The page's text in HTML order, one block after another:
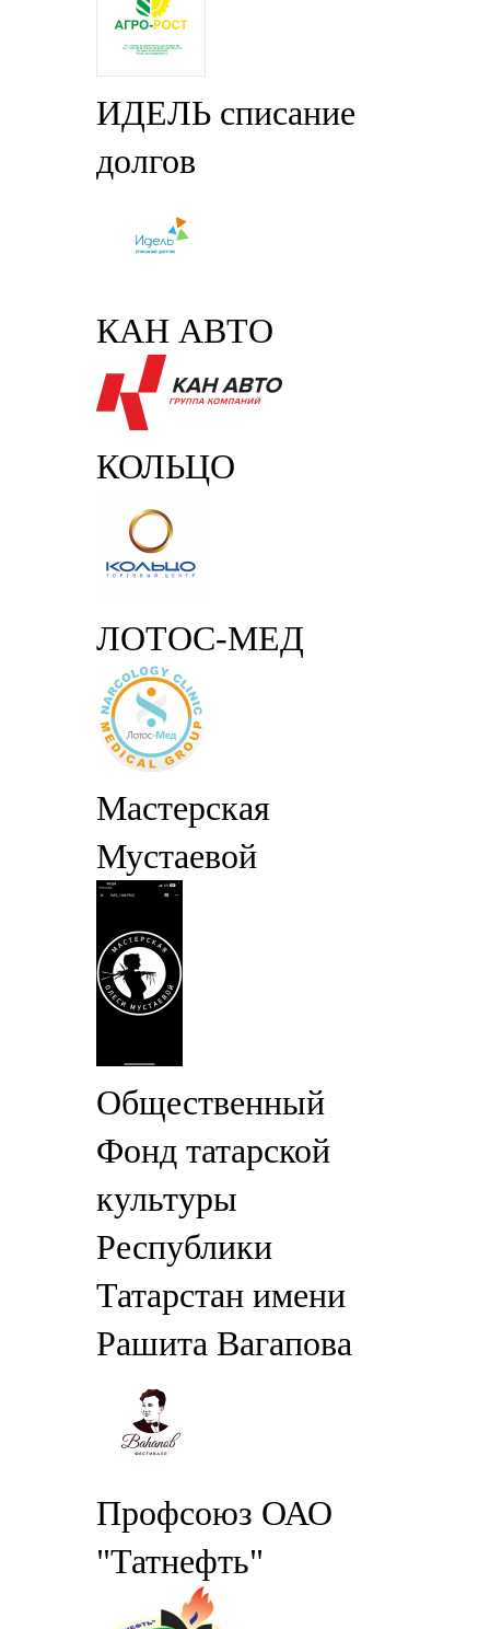
ИДЕЛЬ списание
долгов
КАН АВТО
КОЛЬЦО
ЛОТОС-МЕД
Мастерская
Мустаевой
Общественный
Фонд татарской
культуры
Республики
Татарстан имени
Рашита Вагапова
Профсоюз ОАО
"Татнефть"